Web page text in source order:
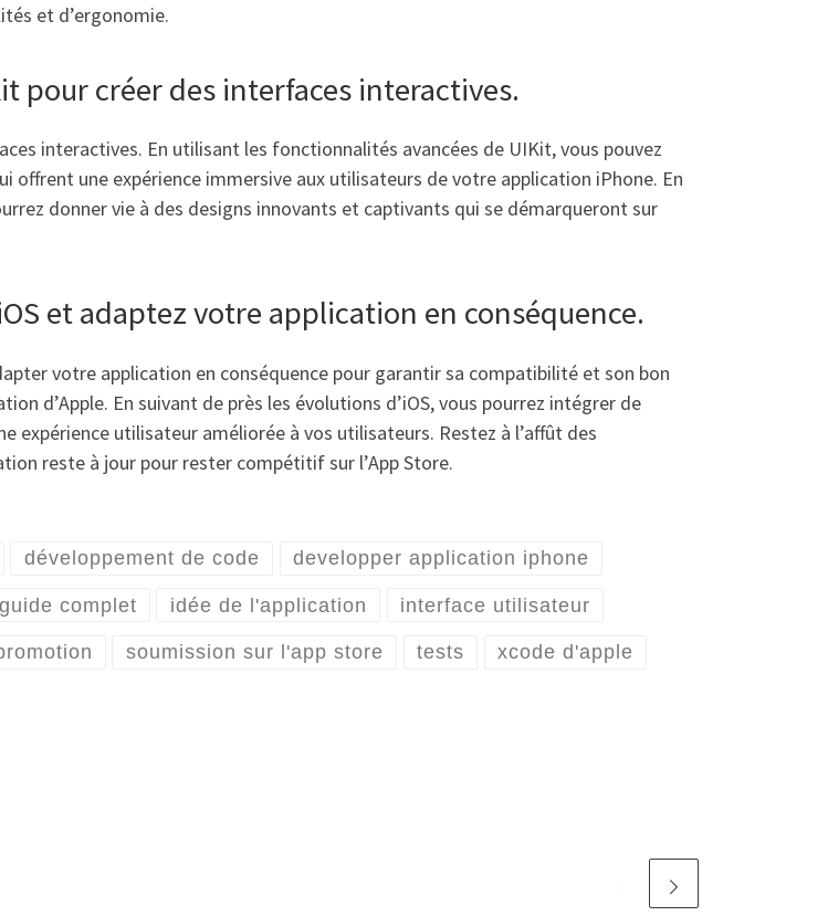
et d’ergonomie.
pour créer des interfaces interactives.
interactives. En utilisant les fonctionnalités avancées de UIKit, vous pouvez
une expérience immersive aux utilisateurs de votre application iPhone. En
donner vie à des designs innovants et captivants qui se démarqueront sur
et adaptez votre application en conséquence.
votre application en conséquence pour garantir sa compatibilité et son bon
d’Apple. En suivant de près les évolutions d’iOS, vous pourrez intégrer de
utilisateur améliorée à vos utilisateurs. Restez à l’affût des
reste à jour pour rester compétitif sur l’App Store.
développement de code developper application iphone
guide complet idée de l'application interface utilisateur
soumission sur l'app store tests xcode d'apple